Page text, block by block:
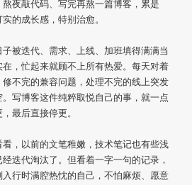
夜敲代码、写完再熬一篇博客，累是
的成长感，特别治愈。
被迭代、需求、上线、加班填得满满当
，忙起来就顾不上所有热爱。每天对着
不完的兼容问题，处理不完的线上突发
写博客这件纯粹取悦自己的事，就一点
最后直接停更。
，以前的文笔稚嫩，技术笔记也有些浅
迭代淘汰了。但看着一字一句的记录，
行时满腔热忱的自己，不怕麻烦、愿意